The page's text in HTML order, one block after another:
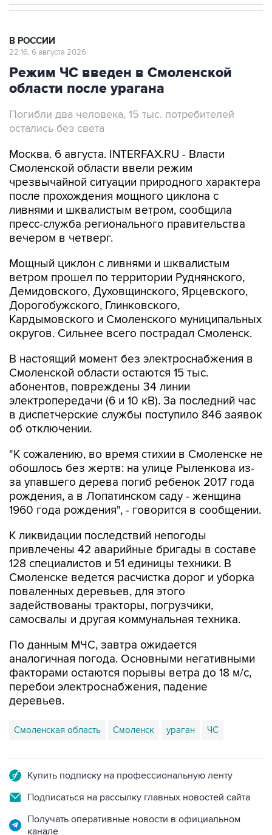
Режим ЧС введен в Смоленской
области после урагана
Погибли два человека, 15 тыс. потребителей
Москва. 6 августа. INTERFAX.RU - Власти
чрезвычайной ситуации природного характера
после прохождения мощного циклона с
ливнями и шквалистым ветром, сообщила
пресс-служба регионального правительства
вечером в четверг.
Мощный циклон с ливнями и шквалистым
Демидовского, Духовщинского, Ярцевского,
Дорогобужского, Глинковского,
Кардымовского и Смоленского муниципальных
округов. Сильнее всего пострадал Смоленск.
В настоящий момент без электроснабжения в
абонентов, повреждены 34 линии
электропередачи (6 и 10 кВ). За последний час
в диспетчерские службы поступило 846 заявок
об отключении.
"К сожалению, во время стихии в Смоленске не
за упавшего дерева погиб ребенок 2017 года
рождения, а в Лопатинском саду - женщина
1960 года рождения", - говорится в сообщении.
К ликвидации последствий непогоды
128 специалистов и 51 единицы техники. В
Смоленске ведется расчистка дорог и уборка
поваленных деревьев, для этого
задействованы тракторы, погрузчики,
самосвалы и другая коммунальная техника.
По данным МЧС, завтра ожидается
факторами остаются порывы ветра до 18 м/с,
перебои электроснабжения, падение
деревьев.
Смоленская область
Подписаться на рассылку главных новостей сайта
Получать оперативные новости в официальном
канале